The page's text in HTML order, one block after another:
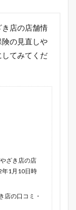
店の店舗情
の見直しや
てみてくだ
ざき店の店
年1月10日時
の口コミ・